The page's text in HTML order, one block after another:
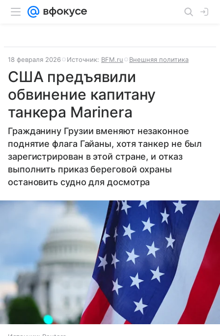
18 февраля 2026 Источник: BFM.ru Внешняя политика
США предъявили
обвинение капитану
танкера Marinerа
Гражданину Грузии вменяют незаконное
поднятие флага Гайаны, хотя танкер не был
зарегистрирован в этой стране, и отказ
выполнить приказ береговой охраны
остановить судно для досмотра